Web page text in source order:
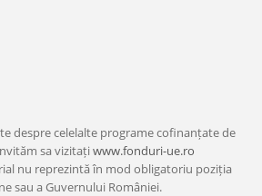
despre celelalte programe cofinanțate de
sa vizitațiwww.fonduri-ue.ro
nu reprezintă în mod obligatoriu poziția
sau a Guvernului României.